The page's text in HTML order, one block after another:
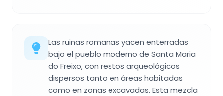
Las ruinas romanas yacen enterradas
bajo el pueblo moderno de Santa Maria
do Freixo, con restos arqueológicos
dispersos tanto en áreas habitadas
como en zonas excavadas. Esta mezcla